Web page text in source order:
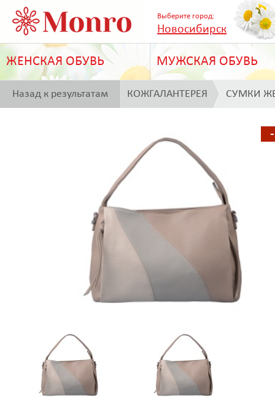
Выберите город:
Новосибирск
ЖЕНСКАЯ ОБУВЬ МУЖСКАЯ ОБУВЬ
Назад к результатам КОЖГАЛАНТЕРЕЯ СУМКИ